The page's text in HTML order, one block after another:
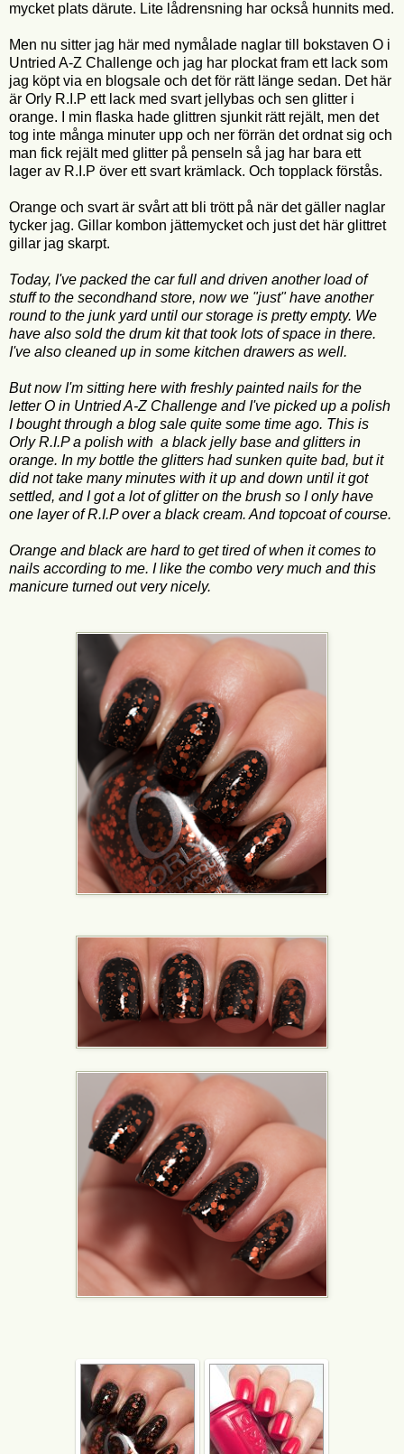
mycket plats därute. Lite lådrensning har också hunnits med.
Men nu sitter jag här med nymålade naglar till bokstaven O i
Untried A-Z Challenge och jag har plockat fram ett lack som
jag köpt via en blogsale och det för rätt länge sedan. Det här
är Orly R.I.P ett lack med svart jellybas och sen glitter i
orange. I min flaska hade glittren sjunkit rätt rejält, men det
tog inte många minuter upp och ner förrän det ordnat sig och
man fick rejält med glitter på penseln så jag har bara ett
lager av R.I.P över ett svart krämlack. Och topplack förstås.
Orange och svart är svårt att bli trött på när det gäller naglar
tycker jag. Gillar kombon jättemycket och just det här glittret
gillar jag skarpt.
Today, I've packed the car full and driven another load of
stuff to the secondhand store, now we "just" have another
round to the junk yard until our storage is pretty empty. We
have also sold the drum kit that took lots of space in there.
I've also cleaned up in some kitchen drawers as well.
But now I'm sitting here with freshly painted nails for the
letter O in Untried A-Z Challenge and I've picked up a polish
I bought through a blog sale quite some time ago. This is
Orly R.I.P a polish with a black jelly base and glitters in
orange. In my bottle the glitters had sunken quite bad, but it
did not take many minutes with it up and down until it got
settled, and I got a lot of glitter on the brush so I only have
one layer of R.I.P over a black cream. And topcoat of course.
Orange and black are hard to get tired of when it comes to
nails according to me. I like the combo very much and this
manicure turned out very nicely.